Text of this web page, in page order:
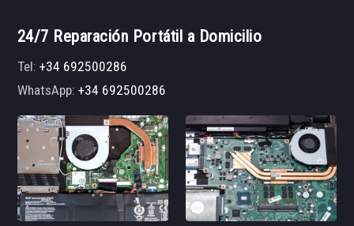
24/7 Reparación Portátil a Domicilio
Tel:+34 692500286
WhatsApp:+34 692500286